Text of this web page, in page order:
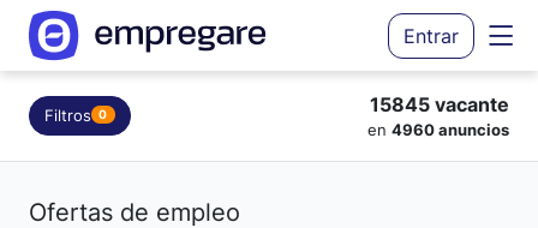
Entrar
Filtros 0 15845 vacante
en 4960 anuncios
Ofertas de empleo